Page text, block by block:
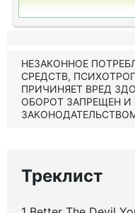
НЕЗАКОННОЕ
СРЕДСТВ,
ПРИЧИНЯЕТ ВРЕД
ОБОРОТ ЗАПРЕЩЕН И
Треклист